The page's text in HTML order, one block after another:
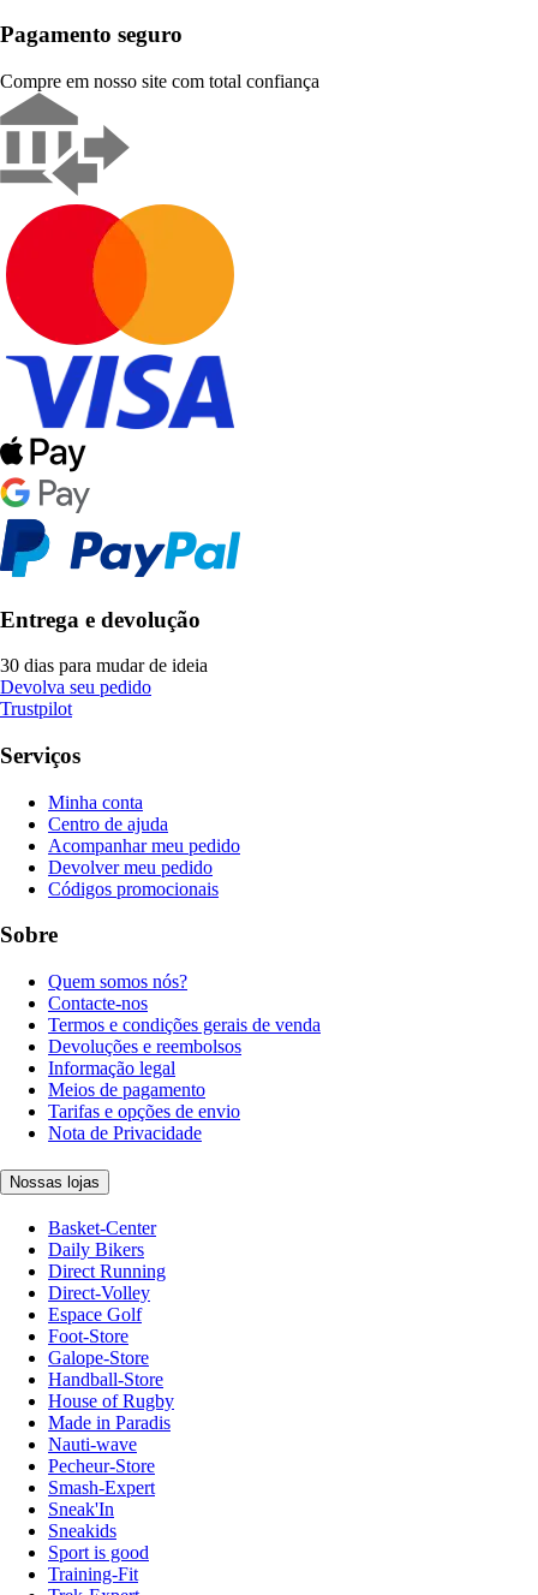
Pagamento seguro
Compre em nosso site com total confiança
Entrega e devolução
30 dias para mudar de ideia
Devolva seu pedido
Trustpilot
Serviços
Minha conta
Centro de ajuda
Acompanhar meu pedido
Devolver meu pedido
Códigos promocionais
Sobre
Quem somos nós?
Contacte-nos
Termos e condições gerais de venda
Devoluções e reembolsos
Informação legal
Meios de pagamento
Tarifas e opções de envio
Nota de Privacidade
Nossas lojas
Basket-Center
Daily Bikers
Direct Running
Direct-Volley
Espace Golf
Foot-Store
Galope-Store
Handball-Store
House of Rugby
Made in Paradis
Nauti-wave
Pecheur-Store
Smash-Expert
Sneak'In
Sneakids
Sport is good
Training-Fit